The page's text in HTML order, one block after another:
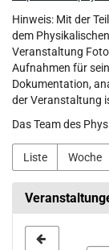
Hinweis: Mit der
dem
Veranstaltung
Aufnahmen für
Dokumentation,
der Veranstaltung
Das Team des
Liste Woche